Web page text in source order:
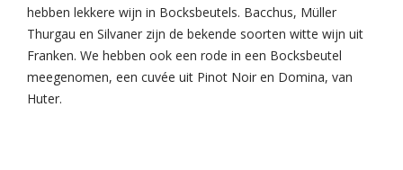
hebben lekkere wijn in Bocksbeutels. Bacchus, Müller
Thurgau en Silvaner zijn de bekende soorten witte wijn uit
Franken. We hebben ook een rode in een Bocksbeutel
meegenomen, een cuvée uit Pinot Noir en Domina, van
Huter.